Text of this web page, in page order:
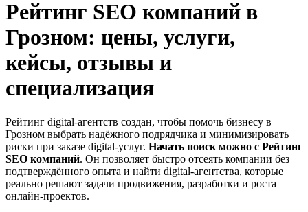
Рейтинг SEO компаний в
Грозном: цены, услуги,
кейсы, отзывы и
специализация
Рейтинг digital-агентств создан, чтобы помочь бизнесу в
Грозном выбрать надёжного подрядчика и минимизировать
риски при заказе digital-услуг. Начать поиск можно с Рейтинг
SEO компаний. Он позволяет быстро отсеять компании без
подтверждённого опыта и найти digital-агентства, которые
реально решают задачи продвижения, разработки и роста
онлайн-проектов.